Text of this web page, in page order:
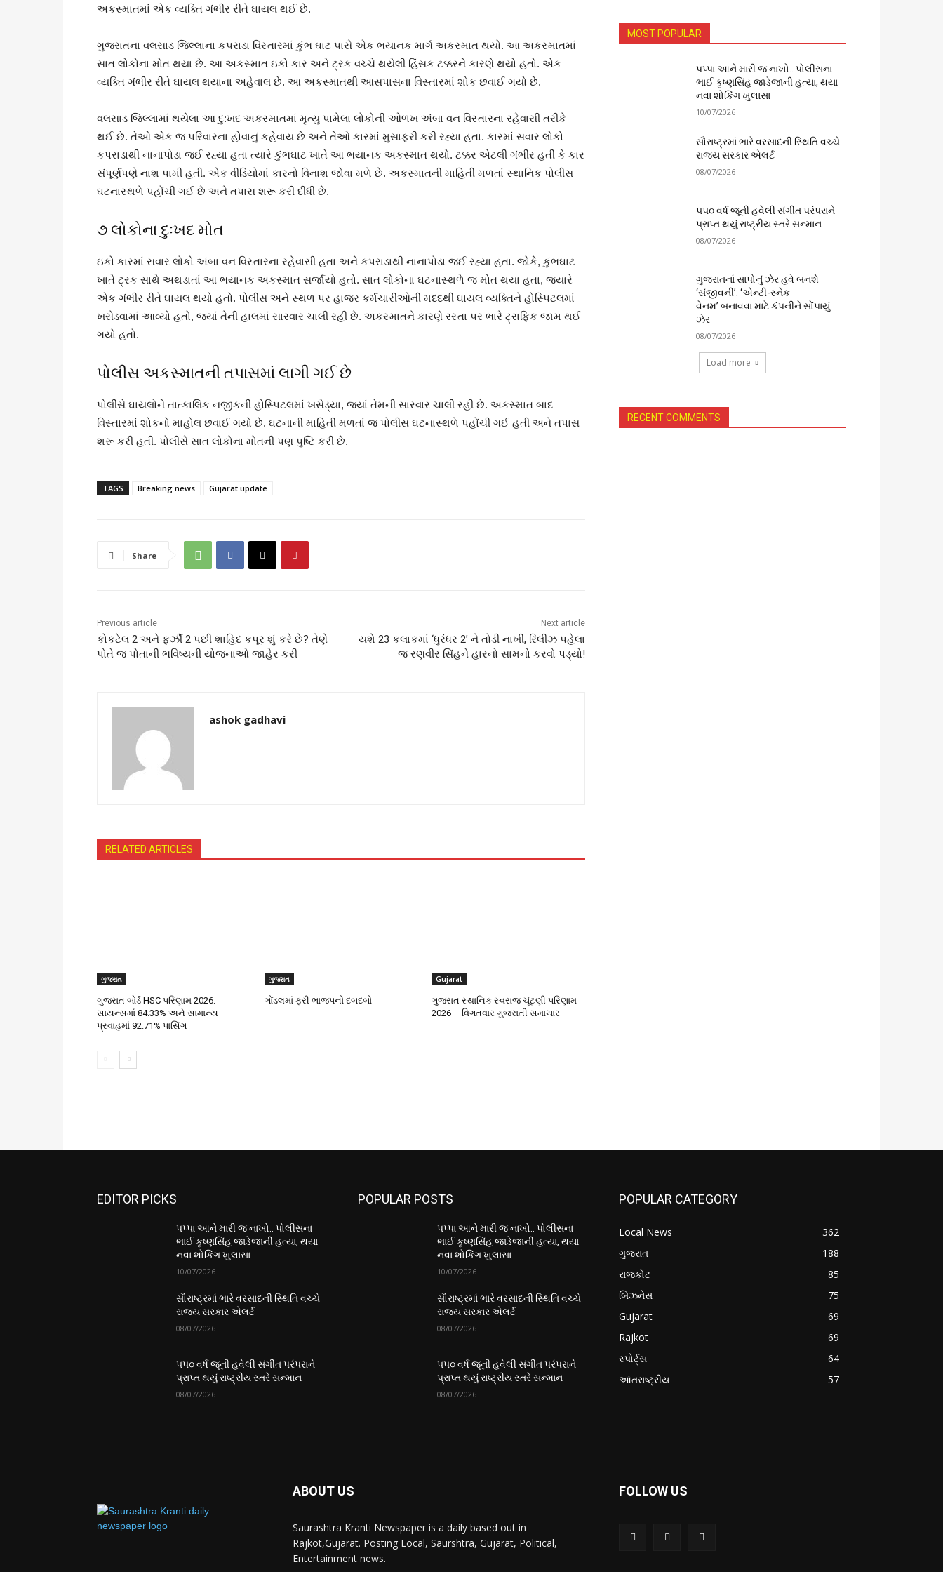
અકસ્માતમાં એક વ્યક્તિ ગંભીર રીતે ઘાયલ થઈ છે.
ગુજરાતના વલસાડ જિલ્લાના કપરાડા વિસ્તારમાં કુંભ ઘાટ પાસે એક ભયાનક માર્ગ અકસ્માત થયો. આ અકસ્માતમાં
સાત લોકોના મોત થયા છે. આ અકસ્માત ઇકો કાર અને ટ્રક વચ્ચે થયેલી હિંસક ટક્કરને કારણે થયો હતો. એક
વ્યક્તિ ગંભીર રીતે ઘાયલ થયાના અહેવાલ છે. આ અકસ્માતથી આસપાસના વિસ્તારમાં શોક છવાઈ ગયો છે.
વલસાડ જિલ્લામાં થયેલા આ દુ:ખદ અકસ્માતમાં મૃત્યુ પામેલા લોકોની ઓળખ અંબા વન વિસ્તારના રહેવાસી તરીકે
થઈ છે. તેઓ એક જ પરિવારના હોવાનું કહેવાય છે અને તેઓ કારમાં મુસાફરી કરી રહ્યા હતા. કારમાં સવાર લોકો
કપરાડાથી નાનાપોડા જઈ રહ્યા હતા ત્યારે કુંભઘાટ ખાતે આ ભયાનક અકસ્માત થયો. ટક્કર એટલી ગંભીર હતી કે કાર
સંપૂર્ણપણે નાશ પામી હતી. એક વીડિયોમાં કારનો વિનાશ જોવા મળે છે. અકસ્માતની માહિતી મળતાં સ્થાનિક પોલીસ
ઘટનાસ્થળે પહોંચી ગઈ છે અને તપાસ શરૂ કરી દીધી છે.
૭ લોકોના દુઃખદ મોત
ઇકો કારમાં સવાર લોકો અંબા વન વિસ્તારના રહેવાસી હતા અને કપરાડાથી નાનાપોડા જઈ રહ્યા હતા. જોકે, કુંભઘાટ
ખાતે ટ્રક સાથે અથડાતાં આ ભયાનક અકસ્માત સર્જાયો હતો. સાત લોકોના ઘટનાસ્થળે જ મોત થયા હતા, જ્યારે
એક ગંભીર રીતે ઘાયલ થયો હતો. પોલીસ અને સ્થળ પર હાજર કર્મચારીઓની મદદથી ઘાયલ વ્યક્તિને હોસ્પિટલમાં
ખસેડવામાં આવ્યો હતો, જ્યાં તેની હાલમાં સારવાર ચાલી રહી છે. અકસ્માતને કારણે રસ્તા પર ભારે ટ્રાફિક જામ થઈ
ગયો હતો.
પોલીસ અકસ્માતની તપાસમાં લાગી ગઈ છે
પોલીસે ઘાયલોને તાત્કાલિક નજીકની હોસ્પિટલમાં ખસેડ્યા, જ્યાં તેમની સારવાર ચાલી રહી છે. અકસ્માત બાદ
વિસ્તારમાં શોકનો માહોલ છવાઈ ગયો છે. ઘટનાની માહિતી મળતાં જ પોલીસ ઘટનાસ્થળે પહોંચી ગઈ હતી અને તપાસ
શરૂ કરી હતી. પોલીસે સાત લોકોના મોતની પણ પુષ્ટિ કરી છે.
TAGS Breaking news Gujarat update
Share
Previous article
કોકટેલ 2 અને ફર્ઝી 2 પછી શાહિદ કપૂર શું કરે છે? તેણે
પોતે જ પોતાની ભવિષ્યની યોજનાઓ જાહેર કરી
Next article
યશે 23 કલાકમાં ‘ધુરંધર 2’ ને તોડી નાખી, રિલીઝ પહેલા
જ રણવીર સિંહને હારનો સામનો કરવો પડ્યો!
ashok gadhavi
RELATED ARTICLES
ગુજરાત
ગુજરાત બોર્ડ HSC પરિણામ 2026:
સાયન્સમાં 84.33% અને સામાન્ય
પ્રવાહમાં 92.71% પાસિંગ
ગુજરાત
ગોંડલમાં ફરી ભાજપનો દબદબો
Gujarat
ગુજરાત સ્થાનિક સ્વરાજ ચૂંટણી પરિણામ
2026 – વિગતવાર ગુજરાતી સમાચાર
MOST POPULAR
પપ્પા આને મારી જ નાખો.. પોલીસના
ભાઈ કૃષ્ણસિંહ જાડેજાની હત્યા, થયા
નવા શોકિંગ ખુલાસા
10/07/2026
સૌરાષ્ટ્રમાં ભારે વરસાદની સ્થિતિ વચ્ચે
રાજ્ય સરકાર એલર્ટ
08/07/2026
૫૫૦ વર્ષ જૂની હવેલી સંગીત પરંપરાને
પ્રાપ્ત થયું રાષ્ટ્રીય સ્તરે સન્માન
08/07/2026
ગુજરાતનાં સાપોનું ઝેર હવે બનશે
‘સંજીવની’: ‘એન્ટી-સ્નેક
વેનમ’ બનાવવા માટે કંપનીને સોંપાયું
ઝેર
08/07/2026
Load more
RECENT COMMENTS
EDITOR PICKS
પપ્પા આને મારી જ નાખો.. પોલીસના
ભાઈ કૃષ્ણસિંહ જાડેજાની હત્યા, થયા
નવા શોકિંગ ખુલાસા
10/07/2026
સૌરાષ્ટ્રમાં ભારે વરસાદની સ્થિતિ વચ્ચે
રાજ્ય સરકાર એલર્ટ
08/07/2026
૫૫૦ વર્ષ જૂની હવેલી સંગીત પરંપરાને
પ્રાપ્ત થયું રાષ્ટ્રીય સ્તરે સન્માન
08/07/2026
POPULAR POSTS
પપ્પા આને મારી જ નાખો.. પોલીસના
ભાઈ કૃષ્ણસિંહ જાડેજાની હત્યા, થયા
નવા શોકિંગ ખુલાસા
10/07/2026
સૌરાષ્ટ્રમાં ભારે વરસાદની સ્થિતિ વચ્ચે
રાજ્ય સરકાર એલર્ટ
08/07/2026
૫૫૦ વર્ષ જૂની હવેલી સંગીત પરંપરાને
પ્રાપ્ત થયું રાષ્ટ્રીય સ્તરે સન્માન
08/07/2026
POPULAR CATEGORY
Local News
362
ગુજરાત
188
રાજકોટ
85
બિઝનેસ
75
Gujarat
69
Rajkot
69
સ્પોર્ટ્સ
64
આંતરાષ્ટ્રીય
57
ABOUT US
Saurashtra Kranti Newspaper is a daily based out in
Rajkot,Gujarat. Posting Local, Saurshtra, Gujarat, Political,
Entertainment news.
FOLLOW US